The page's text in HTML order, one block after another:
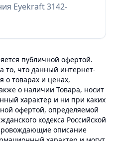
Eyekraft 3142-
публичной офертой.
что данный интернет-
о товарах и ценах,
о наличии Товара, носит
характер и ни при каких
офертой, определяемой
кодекса Российской
описание